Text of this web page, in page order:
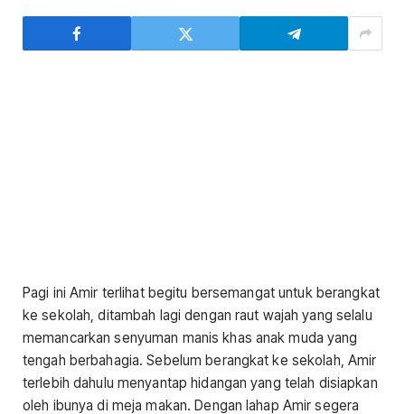
Pagi ini Amir terlihat begitu bersemangat untuk berangkat
ke sekolah, ditambah lagi dengan raut wajah yang selalu
memancarkan senyuman manis khas anak muda yang
tengah berbahagia. Sebelum berangkat ke sekolah, Amir
terlebih dahulu menyantap hidangan yang telah disiapkan
oleh ibunya di meja makan. Dengan lahap Amir segera